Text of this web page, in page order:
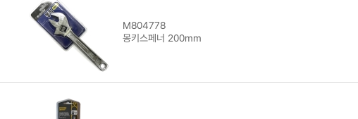
M804778
몽키스페너 200mm